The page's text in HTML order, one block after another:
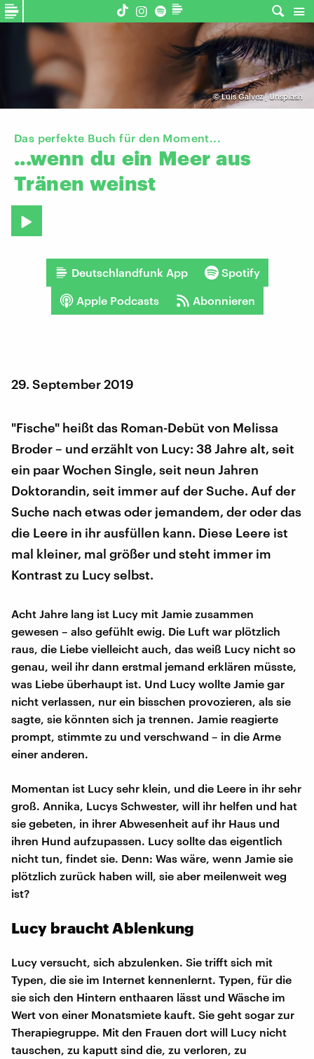
©Luis Galvez | Unsplash
Das perfekte Buch für den Moment...
...wenn du ein Meer aus
Tränen weinst
Deutschlandfunk App Spotify
Apple Podcasts Abonnieren
29. September 2019
"Fische" heißt das Roman-Debüt von Melissa
Broder – und erzählt von Lucy: 38 Jahre alt, seit
ein paar Wochen Single, seit neun Jahren
Doktorandin, seit immer auf der Suche. Auf der
Suche nach etwas oder jemandem, der oder das
die Leere in ihr ausfüllen kann. Diese Leere ist
mal kleiner, mal größer und steht immer im
Kontrast zu Lucy selbst.
Acht Jahre lang ist Lucy mit Jamie zusammen
gewesen – also gefühlt ewig. Die Luft war plötzlich
raus, die Liebe vielleicht auch, das weiß Lucy nicht so
genau, weil ihr dann erstmal jemand erklären müsste,
was Liebe überhaupt ist. Und Lucy wollte Jamie gar
nicht verlassen, nur ein bisschen provozieren, als sie
sagte, sie könnten sich ja trennen. Jamie reagierte
prompt, stimmte zu und verschwand – in die Arme
einer anderen.
Momentan ist Lucy sehr klein, und die Leere in ihr sehr
groß. Annika, Lucys Schwester, will ihr helfen und hat
sie gebeten, in ihrer Abwesenheit auf ihr Haus und
ihren Hund aufzupassen. Lucy sollte das eigentlich
nicht tun, findet sie. Denn: Was wäre, wenn Jamie sie
plötzlich zurück haben will, sie aber meilenweit weg
ist?
Lucy braucht Ablenkung
Lucy versucht, sich abzulenken. Sie trifft sich mit
Typen, die sie im Internet kennenlernt. Typen, für die
sie sich den Hintern enthaaren lässt und Wäsche im
Wert von einer Monatsmiete kauft. Sie geht sogar zur
Therapiegruppe. Mit den Frauen dort will Lucy nicht
tauschen, zu kaputt sind die, zu verloren, zu